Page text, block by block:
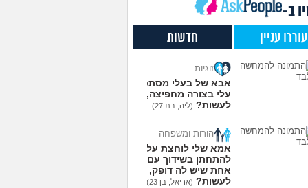
איתו היום לדייט ראשון
בת 18)
עם בנות בים/ הליכה
או מועדון?
(רואי, בן
אותי לדייטים גרועים
17
עצות
עוד שאלות חדשות במדור
ב-
עוררו עניין חדשות
זוגיות
אבא של בעלי מסתכל
עלי בצורה מחפיצה, מה
לעשות? (ליה, בת 27)
הורות ומשפחה
אמא שלי לוחצת עליי
להתחתן בשידוך עם כל
אחת שיש לה דופק, מה
לעשות? (אריאל, בן 23)